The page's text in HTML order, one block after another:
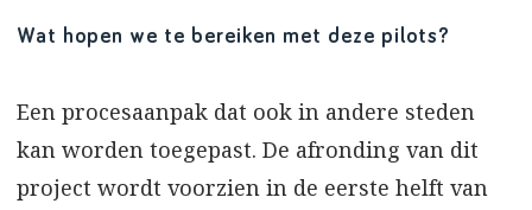
Wat hopen we te bereiken met deze pilots?
Een procesaanpak dat ook in andere steden
kan worden toegepast. De afronding van dit
project wordt voorzien in de eerste helft van